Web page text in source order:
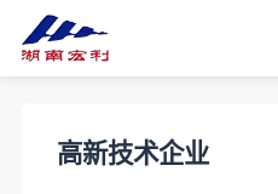
高新技术企业